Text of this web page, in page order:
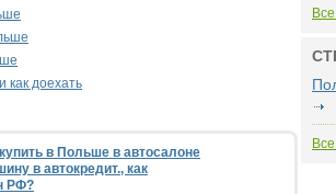
как доехать
в Польше в автосалоне
в автокредит., как
РФ?